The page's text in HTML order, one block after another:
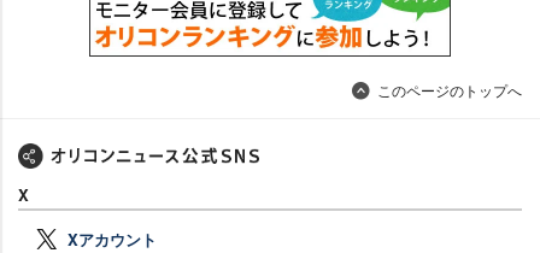
このページのトップへ
X
Xアカウント